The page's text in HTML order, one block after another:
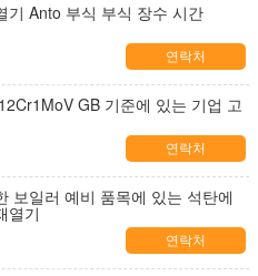
기 Anto 부식 부식 장수 시간
연락처
GB 기준에 있는 기업 고
연락처
보일러 예비 품목에 있는 석탄에
열기
연락처